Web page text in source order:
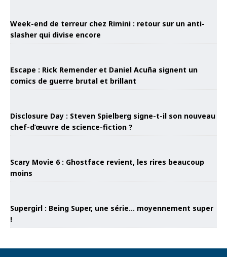
Week-end de terreur chez Rimini : retour sur un anti-
slasher qui divise encore
Escape : Rick Remender et Daniel Acuña signent un
comics de guerre brutal et brillant
Disclosure Day : Steven Spielberg signe-t-il son nouveau
chef-d’œuvre de science-fiction ?
Scary Movie 6 : Ghostface revient, les rires beaucoup
moins
Supergirl : Being Super, une série… moyennement super
!